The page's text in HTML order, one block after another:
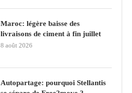
Maroc: légère baisse des
livraisons de ciment à fin juillet
8 août 2026
Autopartage: pourquoi Stellantis